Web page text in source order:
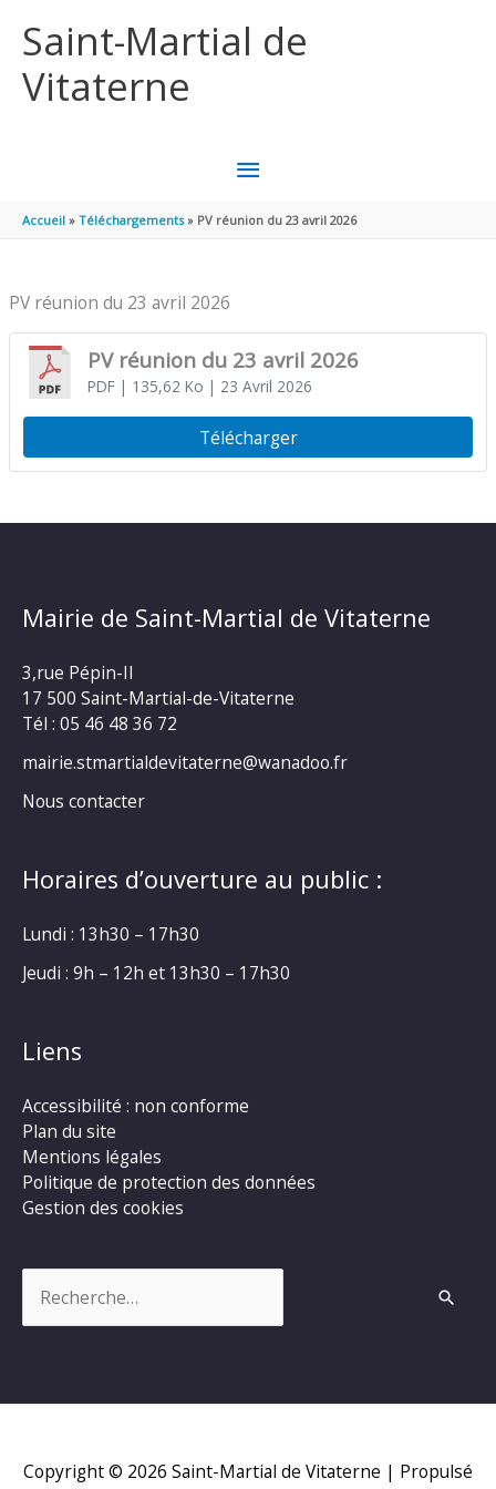
Saint-Martial de
Vitaterne
MENU
PRINCIPAL
Accueil Téléchargements PV réunion du 23 avril 2026
PV réunion du 23 avril 2026
PV réunion du 23 avril 2026
PDF| 135,62 Ko | 23 Avril 2026
Télécharger
Mairie de Saint-Martial de Vitaterne
3,rue Pépin-II
17 500 Saint-Martial-de-Vitaterne
Tél : 05 46 48 36 72
mairie.stmartialdevitaterne@wanadoo.fr
Nous contacter
Horaires d’ouverture au public :
Lundi : 13h30 – 17h30
Jeudi : 9h – 12h et 13h30 – 17h30
Liens
Accessibilité : non conforme
Plan du site
Mentions légales
Politique de protection des données
Gestion des cookies
Copyright © 2026 Saint-Martial de Vitaterne | Propulsé